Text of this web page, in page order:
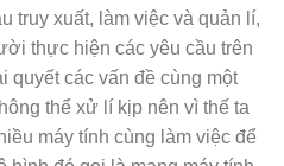
truy xuất, làm việc và quản lí,
thực hiện các yêu cầu trên
quyết các vấn đề cùng một
thể xử lí kịp nên vì thế ta
máy tính cùng làm việc để